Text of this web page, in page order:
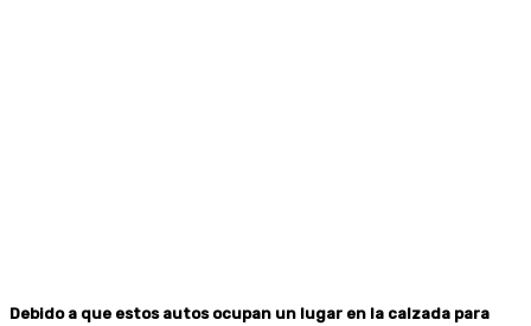
Debido a que estos autos ocupan un lugar en la calzada para